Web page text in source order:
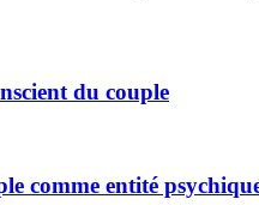
du couple
comme entité